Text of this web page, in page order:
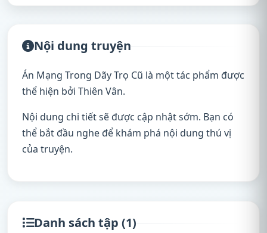
Nội dung truyện
Án Mạng Trong Dãy Trọ Cũ là một tác phẩm được
thể hiện bởi Thiên Vân.
Nội dung chi tiết sẽ được cập nhật sớm. Bạn có
thể bắt đầu nghe để khám phá nội dung thú vị
của truyện.
Danh sách tập (1)